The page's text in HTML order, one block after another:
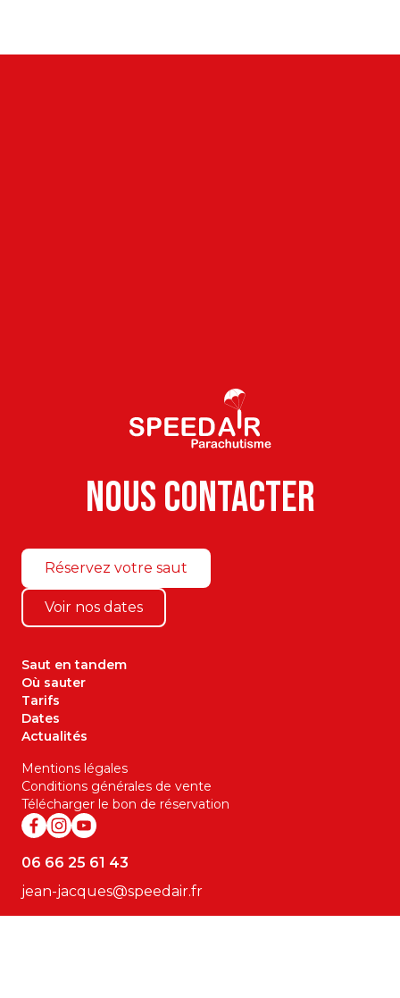
Nouscontacter
Réservez votre saut
Voir nos dates
Saut en tandem
Où sauter
Tarifs
Dates
Actualités
Mentions légales
Conditions générales de vente
Télécharger le bon de réservation
06 66 25 61 43
jean-jacques@speedair.fr